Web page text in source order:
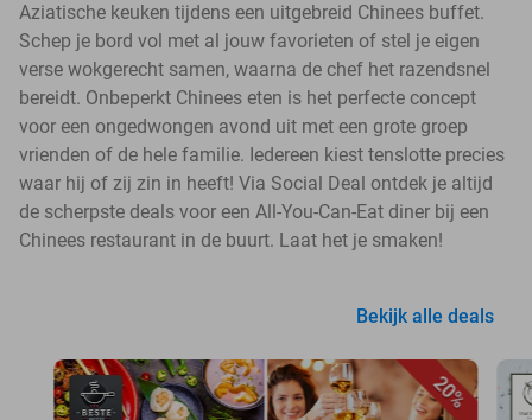
Aziatische keuken tijdens een uitgebreid Chinees buffet.
Schep je bord vol met al jouw favorieten of stel je eigen
verse wokgerecht samen, waarna de chef het razendsnel
bereidt. Onbeperkt Chinees eten is het perfecte concept
voor een ongedwongen avond uit met een grote groep
vrienden of de hele familie. Iedereen kiest tenslotte precies
waar hij of zij zin in heeft! Via Social Deal ontdek je altijd
de scherpste deals voor een All-You-Can-Eat diner bij een
Chinees restaurant in de buurt. Laat het je smaken!
Bekijk alle deals
20%